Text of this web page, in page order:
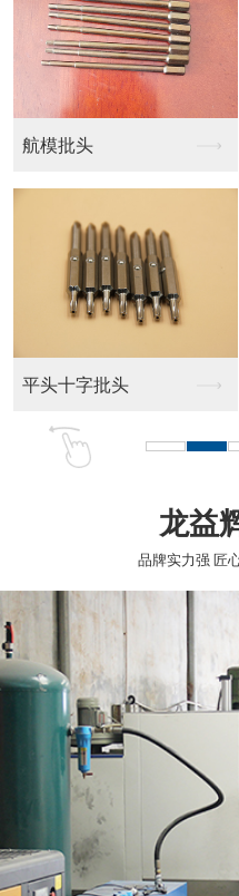
测电笔
测电笔
测电笔
龙益
品牌实力强 匠